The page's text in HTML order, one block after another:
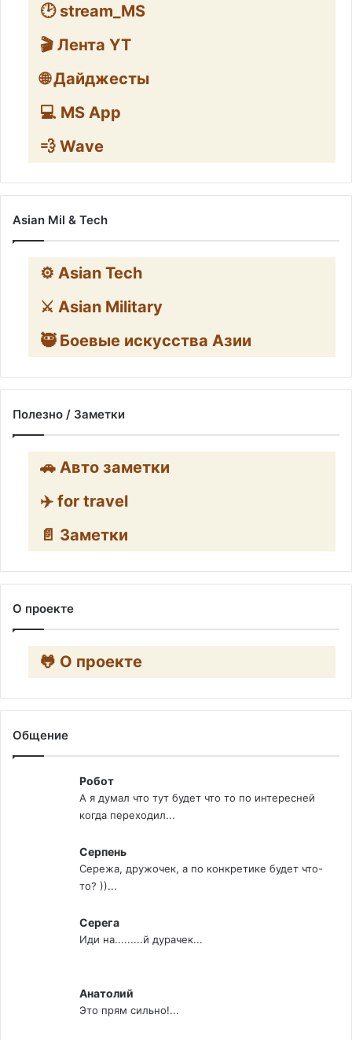
🕑 stream_MS
🎬 Лента YT
🌐 Дайджесты
💻 MS App
💨 Wave
Asian Mil & Tech
⚙️ Asian Tech
⚔️ Asian Military
🥷 Боевые искусства Азии
Полезно / Заметки
🚗 Авто заметки
✈️ for travel
📄 Заметки
О проекте
🐸 О проекте
Общение
Робот
А я думал что тут будет что то по интересней
когда переходил...
Серпень
Сережа, дружочек, а по конкретике будет что-
то? ))...
Серега
Иди на.........й дурачек...
Анатолий
Это прям сильно!...